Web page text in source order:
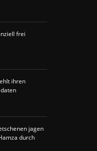
frei
ihren
jagen
durch